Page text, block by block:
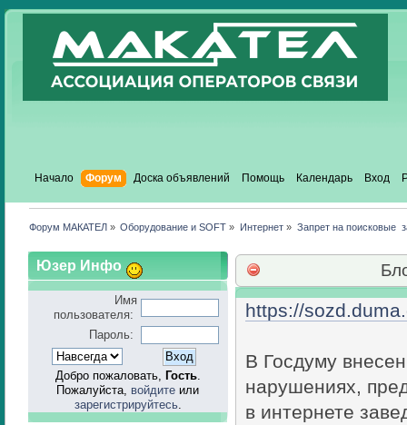
Начало Форум Доска объявлений Помощь Календарь Вход
Форум МАКАТЕЛ » Оборудование и SOFT » Интернет » Запрет на поисковые
Юзер Инфо
Имя
пользователя:
Пароль:
Добро пожаловать, Гость.
Пожалуйста, войдите или
зарегистрируйтесь.
https://
В Госдуму
нарушениях,
в интернете